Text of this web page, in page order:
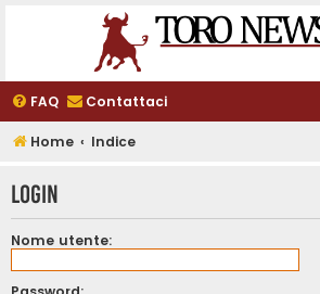
FAQ Contattaci
Home Indice
Login
Nome utente: